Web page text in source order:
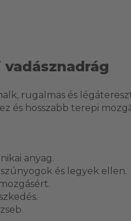
rugalmas és
és hosszabb terepi
anyag.
és legyek ellen.